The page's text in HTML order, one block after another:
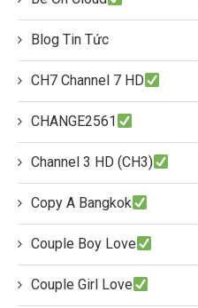
Blog Tin Tức
CH7 Channel 7 HD
CHANGE2561
Channel 3 HD (CH3)
Copy A Bangkok
Couple Boy Love
Couple Girl Love